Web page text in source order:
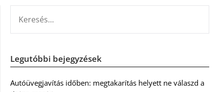
Legutóbbi bejegyzések
Autóüvegjavítás időben: megtakarítás helyett ne válaszd a